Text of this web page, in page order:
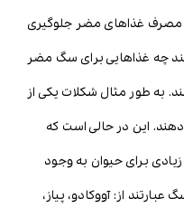
مصرف غذاهای مضر جلوگیری
چه غذاهایی برای سگ مضر
به طور مثال شکلات یکی از
این در حالی است که
برای حیوان به وجود
از: آووکادو، پیاز،